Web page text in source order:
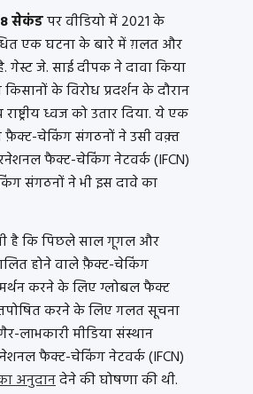
सेकंडपर वीडियो में2021 के
एक घटना के बारे में ग़लत और
गेस्ट जे. साई दीपक ने दावा किया
के विरोध प्रदर्शन के दौरान
राष्ट्रीय ध्वज को उतार दिया. ये एक
फ़ैक्ट-चेकिंग संगठनों ने उसी वक़्त
फैक्ट-चेकिंग नेटवर्क (IFCN)
संगठनों ने भी इस दावे का
है कि पिछले साल गूगल और
होने वाले फ़ैक्ट-चेकिंग
करने के लिए ग्लोबल फैक्ट
करने के लिए गलत सूचना
लाभकारी मीडिया संस्थान
फैक्ट-चेकिंग नेटवर्क (IFCN)
अनुदानदेने की घोषणा की थी.